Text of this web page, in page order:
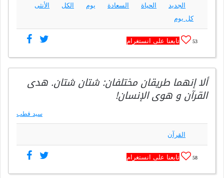
الجديد الحياة السعادة يوم الكل
الأنثى
كل يوم
53 تابعنا على انستغرام
ألا إنهما طريقان مختلفان: شتان شتان. هدى
القرآن و هوى الإنسان!
سيد قطب
القرآن
58 تابعنا على انستغرام